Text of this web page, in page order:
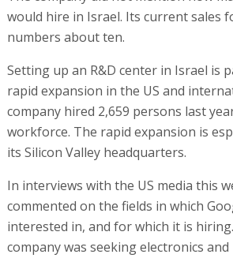
would hire in Israel. Its current sales
numbers about ten.
Setting up an R&D center in Israel is
rapid expansion in the US and
company hired 2,659 persons last
workforce. The rapid expansion is
its Silicon Valley headquarters.
In interviews with the US media this
commented on the fields in which
interested in, and for which it is
company was seeking electronics and